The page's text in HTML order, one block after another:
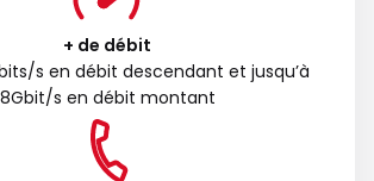
+ de débit
s en débit descendant et jusqu’à
8Gbit/s en débit montant